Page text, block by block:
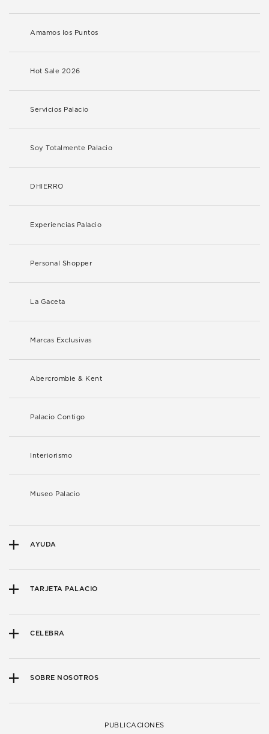
Amamos los Puntos
Hot Sale 2026
Servicios Palacio
Soy Totalmente Palacio
DHIERRO
Experiencias Palacio
Personal Shopper
La Gaceta
Marcas Exclusivas
Abercrombie & Kent
Palacio Contigo
Interiorismo
Museo Palacio
AYUDA
TARJETA PALACIO
CELEBRA
SOBRE NOSOTROS
PUBLICACIONES